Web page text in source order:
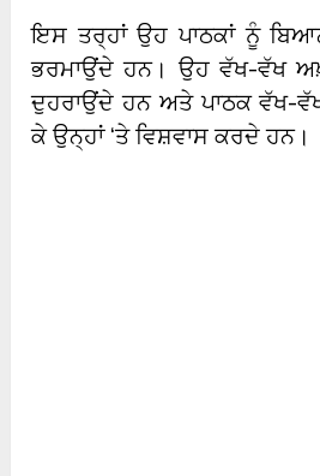
ਇਸ ਤਰ੍ਹਾਂ ਉਹ ਪਾਠਕਾਂ ਨੂੰ
ਭਰਮਾਉਂਦੇ ਹਨ। ਉਹ ਵੱਖ-ਵੱਖ
ਦੁਹਰਾਉਂਦੇ ਹਨ ਅਤੇ ਪਾਠਕ ਵੱਖ-
ਕੇ ਉਨ੍ਹਾਂ ‘ਤੇ ਵਿਸ਼ਵਾਸ ਕਰਦੇ ਹਨ।